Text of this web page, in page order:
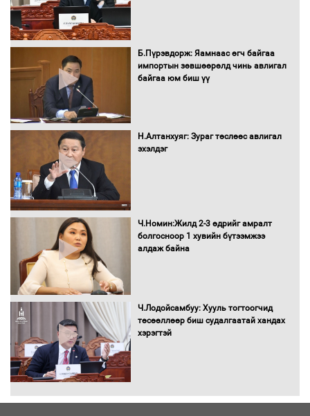
орчныг бүрдүүллээ
Б.Пүрэвдорж: Яамнаас өгч байгаа
импортын зөвшөөрөлд чинь авлигал
байгаа юм биш үү
Н.Алтанхуяг: Зураг төслөөс авлигал
эхэлдэг
Ч.Номин:Жилд 2-3 өдрийг амралт
болгосноор 1 хувийн бүтээмжээ
алдаж байна
Ч.Лодойсамбуу: Хууль тогтоогчид
төсөөллөөр биш судалгаатай хандах
хэрэгтэй